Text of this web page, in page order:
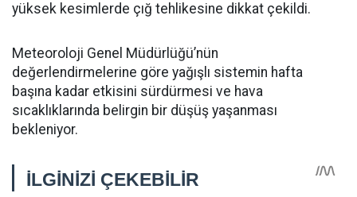
yüksek kesimlerde çığ tehlikesine dikkat çekildi.
Meteoroloji Genel Müdürlüğü’nün
değerlendirmelerine göre yağışlı sistemin hafta
başına kadar etkisini sürdürmesi ve hava
sıcaklıklarında belirgin bir düşüş yaşanması
bekleniyor.